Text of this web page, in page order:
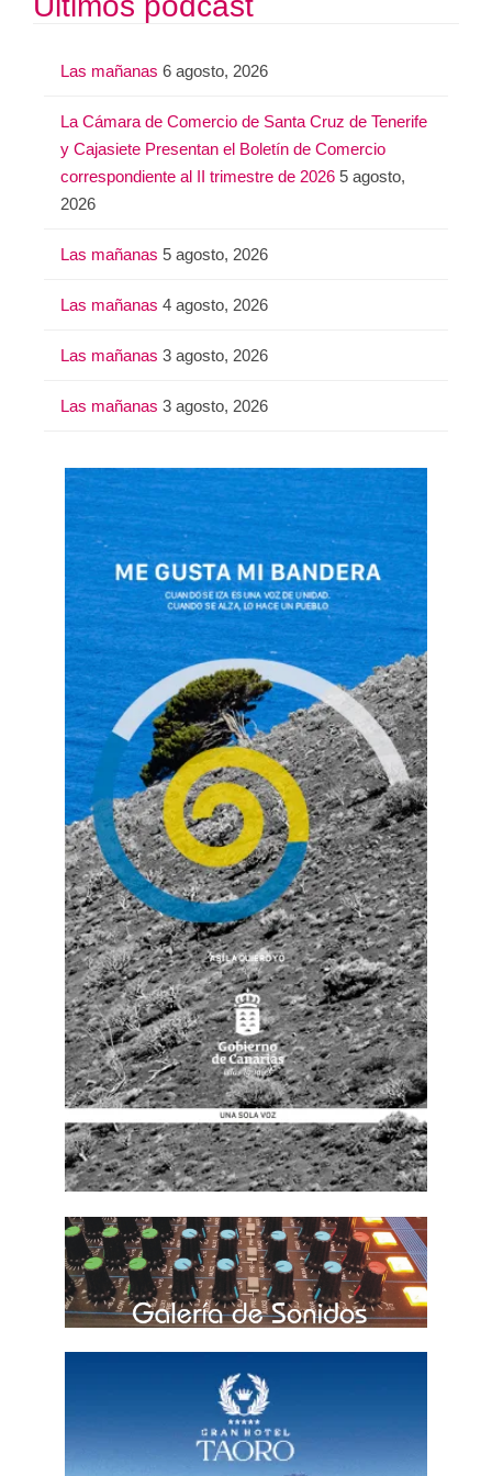
Las mañanas 6 agosto, 2026
La Cámara de Comercio de Santa Cruz de Tenerife
y Cajasiete Presentan el Boletín de Comercio
correspondiente al II trimestre de 2026 5 agosto,
2026
Las mañanas 5 agosto, 2026
Las mañanas 4 agosto, 2026
Las mañanas 3 agosto, 2026
Las mañanas 3 agosto, 2026